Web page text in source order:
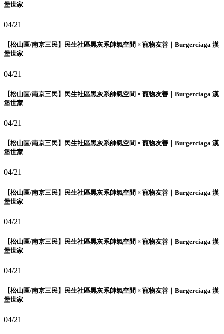
堡世家
04/21
【松山區/南京三民】民生社區黑灰系帥氣空間 × 寵物友善｜Burgerciaga 漢
堡世家
04/21
【松山區/南京三民】民生社區黑灰系帥氣空間 × 寵物友善｜Burgerciaga 漢
堡世家
04/21
【松山區/南京三民】民生社區黑灰系帥氣空間 × 寵物友善｜Burgerciaga 漢
堡世家
04/21
【松山區/南京三民】民生社區黑灰系帥氣空間 × 寵物友善｜Burgerciaga 漢
堡世家
04/21
【松山區/南京三民】民生社區黑灰系帥氣空間 × 寵物友善｜Burgerciaga 漢
堡世家
04/21
【松山區/南京三民】民生社區黑灰系帥氣空間 × 寵物友善｜Burgerciaga 漢
堡世家
04/21